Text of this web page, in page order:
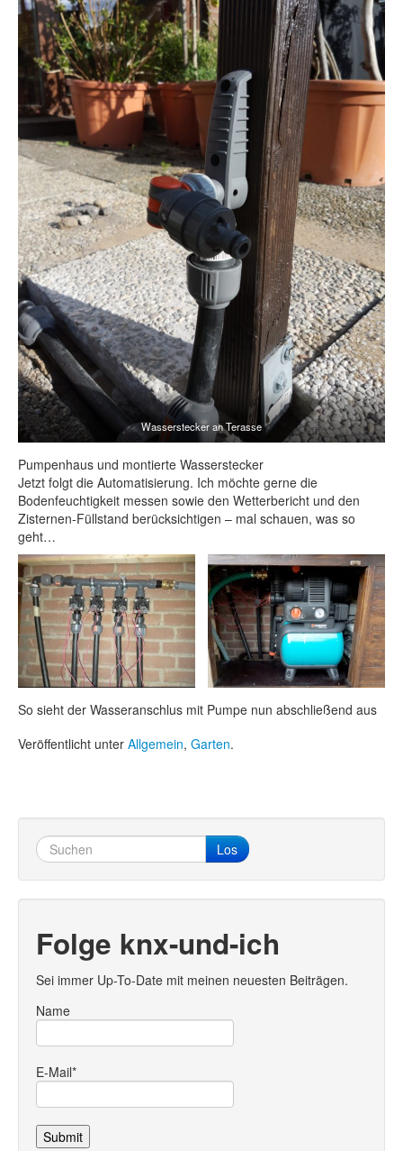
Wasserstecker an Terasse
Pumpenhaus und montierte Wasserstecker
Jetzt folgt die Automatisierung. Ich möchte gerne die
Bodenfeuchtigkeit messen sowie den Wetterbericht und den
Zisternen-Füllstand berücksichtigen – mal schauen, was so
geht…
So sieht der Wasseranschlus mit Pumpe nun abschließend aus
Veröffentlicht unter Allgemein, Garten.
Los
Folge knx-und-ich
Sei immer Up-To-Date mit meinen neuesten Beiträgen.
Name
E-Mail*